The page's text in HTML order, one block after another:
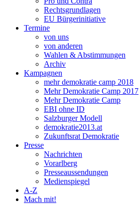
Rechtsgrundlagen
EU Bürgerinitiative
Termine
von uns
von anderen
Wahlen & Abstimmungen
Archiv
Kampagnen
mehr demokratie camp 2018
Mehr Demokratie Camp 2017
Mehr Demokratie Camp
EBI ohne ID
Salzburger Modell
demokratie2013.at
Zukunftsrat Demokratie
Presse
Nachrichten
Vorarlberg
Presseaussendungen
Medienspiegel
A-Z
Mach mit!